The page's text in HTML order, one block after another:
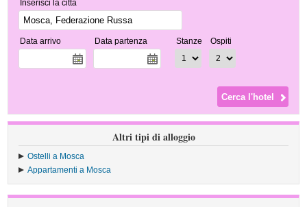
Inserisci la città
Data arrivo Data partenza Stanze Ospiti
Altri tipi di alloggio
Ostelli a Mosca
Appartamenti a Mosca